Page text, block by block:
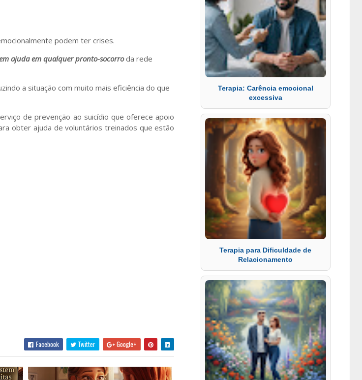
podem ter crises.
ajuda em qualquer pronto-socorroda rede
a situação com muito mais eficiência do que
de prevenção ao suicídio que oferece apoio
obter ajuda de voluntários treinados que estão
Facebook Twitter Google+
Terapia: Carência emocional
excessiva
Terapia para Dificuldade de
Relacionamento